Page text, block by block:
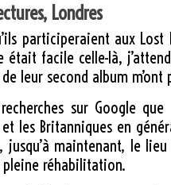
Londres
participeraient aux
facile celle-là,
leur second album
recherches sur Google
les Britanniques en
maintenant, le
réhabilitation.